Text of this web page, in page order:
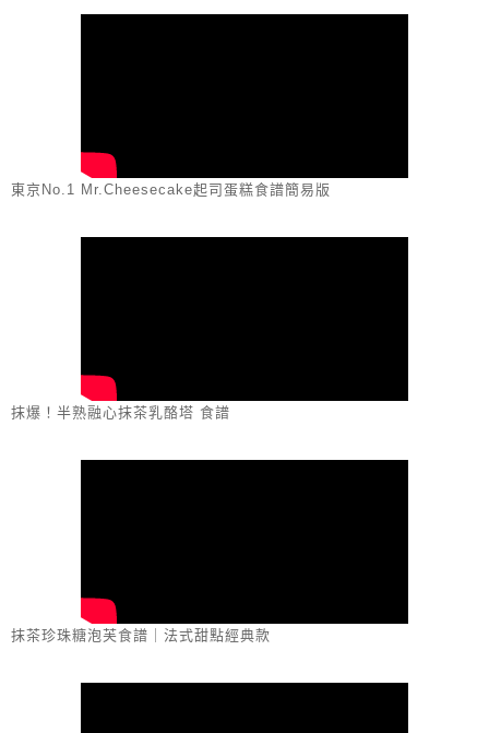
東京No.1 Mr.Cheesecake起司蛋糕食譜簡易版
抹爆！半熟融心抹茶乳酪塔 食譜
抹茶珍珠糖泡芙食譜｜法式甜點經典款